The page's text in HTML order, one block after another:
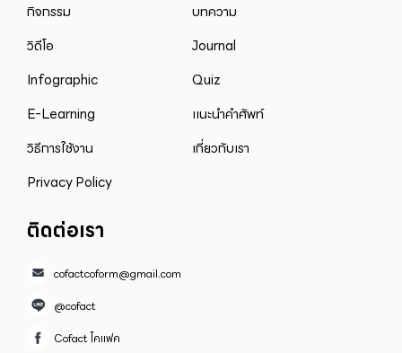
กิจกรรม
บทความ
วิดีโอ
Journal
Infographic
Quiz
E-Learning
แนะนำคำศัพท์
วิธีการใช้งาน
เกี่ยวกับเรา
Privacy Policy
ติดต่อเรา
cofactcoform@gmail.com
@cofact
Cofact โคแฟค